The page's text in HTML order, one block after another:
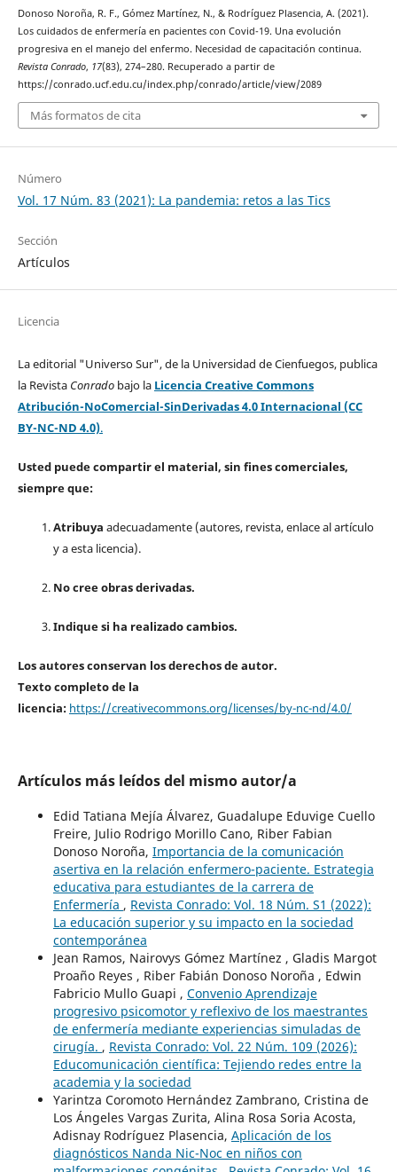
Donoso Noroña, R. F., Gómez Martínez, N., & Rodríguez Plasencia, A. (2021).
Los cuidados de enfermería en pacientes con Covid-19. Una evolución
progresiva en el manejo del enfermo. Necesidad de capacitación continua.
Revista Conrado, 17(83), 274–280. Recuperado a partir de
https://conrado.ucf.edu.cu/index.php/conrado/article/view/2089
Más formatos de cita
Número
Vol. 17 Núm. 83 (2021): La pandemia: retos a las Tics
Sección
Artículos
Licencia
La editorial "Universo Sur", de la Universidad de Cienfuegos, publica
la Revista Conradobajo la Licencia Creative Commons
Atribución-NoComercial-SinDerivadas 4.0 Internacional (CC
BY-NC-ND 4.0).
Usted puede compartir el material, sin fines comerciales,
siempre que:
Atribuya adecuadamente (autores, revista, enlace al artículo
y a esta licencia).
No cree obras derivadas.
Indique si ha realizado cambios.
Los autores conservan los derechos de autor.
Texto completo de la
licencia: https://creativecommons.org/licenses/by-nc-nd/4.0/
Artículos más leídos del mismo autor/a
Edid Tatiana Mejía Álvarez, Guadalupe Eduvige Cuello
Freire, Julio Rodrigo Morillo Cano, Riber Fabian
Donoso Noroña, Importancia de la comunicación
asertiva en la relación enfermero-paciente. Estrategia
educativa para estudiantes de la carrera de
Enfermería , Revista Conrado: Vol. 18 Núm. S1 (2022):
La educación superior y su impacto en la sociedad
contemporánea
Jean Ramos, Nairovys Gómez Martínez , Gladis Margot
Proaño Reyes , Riber Fabián Donoso Noroña , Edwin
Fabricio Mullo Guapi , Convenio Aprendizaje
progresivo psicomotor y reflexivo de los maestrantes
de enfermería mediante experiencias simuladas de
cirugía. , Revista Conrado: Vol. 22 Núm. 109 (2026):
Educomunicación científica: Tejiendo redes entre la
academia y la sociedad
Yarintza Coromoto Hernández Zambrano, Cristina de
Los Ángeles Vargas Zurita, Alina Rosa Soria Acosta,
Adisnay Rodríguez Plasencia, Aplicación de los
diagnósticos Nanda Nic-Noc en niños con